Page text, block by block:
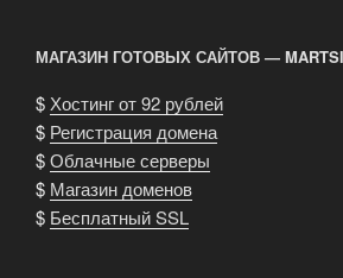
МАГАЗИН ГОТОВЫХ САЙТОВ —
$ Хостинг от 92 рублей
$ Регистрация домена
$Облачные серверы
$ Магазин доменов
$ Бесплатный SSL